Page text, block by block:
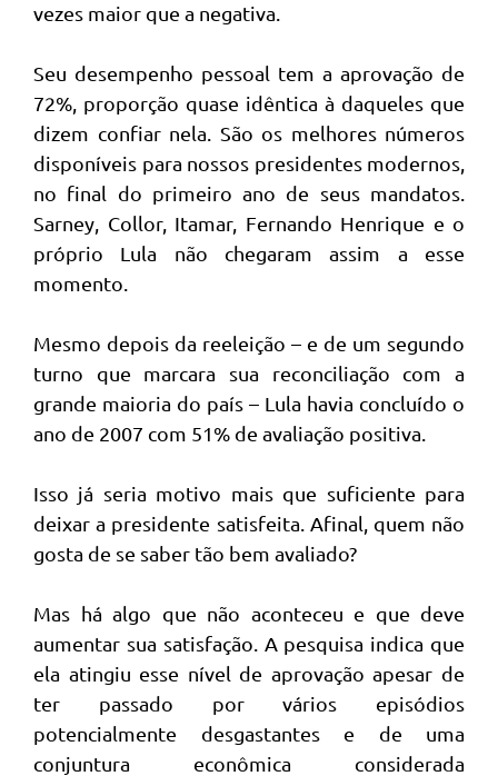
vezes maior que a negativa.
Seu desempenho pessoal tem a aprovação de
72%, proporção quase idêntica à daqueles que
dizem confiar nela. São os melhores números
disponíveis para nossos presidentes modernos,
no final do primeiro ano de seus mandatos.
Sarney, Collor, Itamar, Fernando Henrique e o
próprio Lula não chegaram assim a esse
momento.
Mesmo depois da reeleição – e de um segundo
turno que marcara sua reconciliação com a
grande maioria do país – Lula havia concluído o
ano de 2007 com 51% de avaliação positiva.
Isso já seria motivo mais que suficiente para
deixar a presidente satisfeita. Afinal, quem não
gosta de se saber tão bem avaliado?
Mas há algo que não aconteceu e que deve
aumentar sua satisfação. A pesquisa indica que
ela atingiu esse nível de aprovação apesar de
ter passado por vários episódios
potencialmente desgastantes e de uma
conjuntura econômica considerada